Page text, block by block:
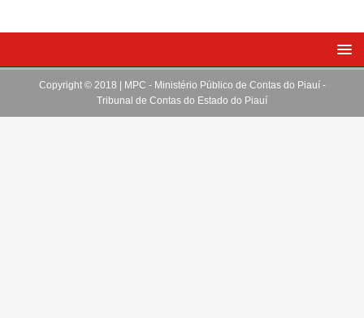
Copyright © 2018 | MPC - Ministério Público de Contas do Piauí -
Tribunal de Contas do Estado do Piauí